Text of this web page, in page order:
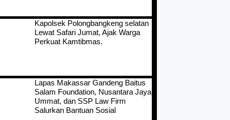
Kapolsek Polongbangkeng selatan
Lewat Safari Jumat, Ajak Warga
Perkuat Kamtibmas.
Lapas Makassar Gandeng Baitus
Salam Foundation, Nusantara Jaya
Ummat, dan SSP Law Firm
Salurkan Bantuan Sosial